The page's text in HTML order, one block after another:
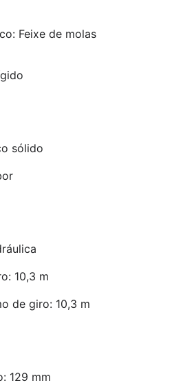
Feixe de molas
sólido
10,3 m
de giro: 10,3 m
129 mm